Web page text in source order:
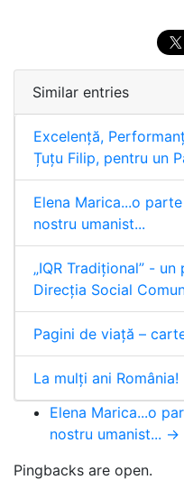
Similar entries
Excelență,
Țuțu Filip, pentru un
Elena Marica...o
nostru umanist...
„IQR Tradiţional” -
Direcţia Social
Pagini de viață –
La mulți ani România!
Elena Marica...o
nostru umanist... →
Pingbacks are open.